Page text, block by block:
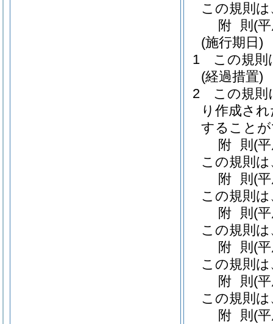
この規則
附 則 (
(施行期日)
1
この規則
(経過措置)
2
この規則
り作成さ
すること
附 則 (
この規則
附 則 (
この規則
附 則 (
この規則
附 則 (
この規則
附 則 (
この規則
附 則 (